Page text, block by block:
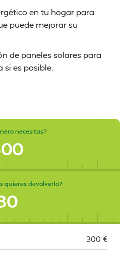
en tu hogar para
puede mejorar su
de paneles solares para
es posible.
necesitas?
quieres devolverlo?
300 €